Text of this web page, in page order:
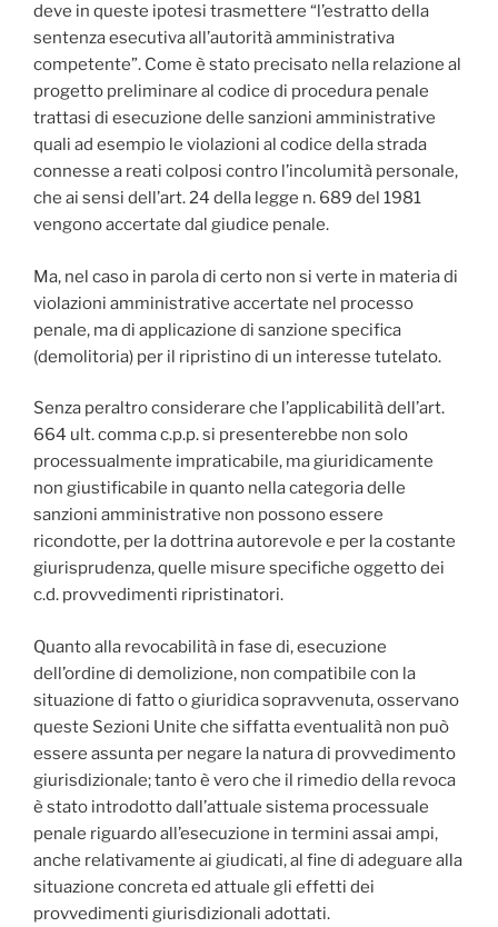
deve in queste ipotesi trasmettere “l’estratto della
sentenza esecutiva all’autorità amministrativa
competente”. Come è stato precisato nella relazione al
progetto preliminare al codice di procedura penale
trattasi di esecuzione delle sanzioni amministrative
quali ad esempio le violazioni al codice della strada
connesse a reati colposi contro l’incolumità personale,
che ai sensi dell’art. 24 della legge n. 689 del 1981
vengono accertate dal giudice penale.
Ma, nel caso in parola di certo non si verte in materia di
violazioni amministrative accertate nel processo
penale, ma di applicazione di sanzione specifica
(demolitoria) per il ripristino di un interesse tutelato.
Senza peraltro considerare che l’applicabilità dell’art.
664 ult. comma c.p.p. si presenterebbe non solo
processualmente impraticabile, ma giuridicamente
non giustificabile in quanto nella categoria delle
sanzioni amministrative non possono essere
ricondotte, per la dottrina autorevole e per la costante
giurisprudenza, quelle misure specifiche oggetto dei
c.d. provvedimenti ripristinatori.
Quanto alla revocabilità in fase di, esecuzione
dell’ordine di demolizione, non compatibile con la
situazione di fatto o giuridica sopravvenuta, osservano
queste Sezioni Unite che siffatta eventualità non può
essere assunta per negare la natura di provvedimento
giurisdizionale; tanto è vero che il rimedio della revoca
è stato introdotto dall’attuale sistema processuale
penale riguardo all’esecuzione in termini assai ampi,
anche relativamente ai giudicati, al fine di adeguare alla
situazione concreta ed attuale gli effetti dei
provvedimenti giurisdizionali adottati.